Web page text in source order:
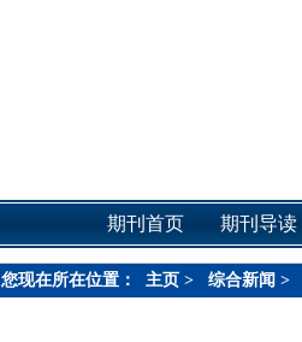
期刊首页 期刊导读
您现在所在位置： 主页 > 综合新闻 >